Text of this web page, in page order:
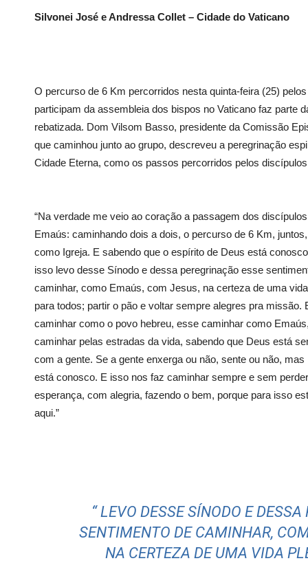
Silvonei José e Andressa Collet – Cidade do Vaticano
O percurso de 6 Km percorridos nesta quinta-feira (25)
participam da assembleia dos bispos no Vaticano faz parte
rebatizada. Dom Vilsom Basso, presidente da Comissão
que caminhou junto ao grupo, descreveu a peregrinação
Cidade Eterna, como os passos percorridos pelos
“Na verdade me veio ao coração a passagem dos
Emaús: caminhando dois a dois, o percurso de 6 Km,
como Igreja. E sabendo que o espírito de Deus está
isso levo desse Sínodo e dessa peregrinação esse
caminhar, como Emaús, com Jesus, na certeza de uma
para todos; partir o pão e voltar sempre alegres pra missão.
caminhar como o povo hebreu, esse caminhar como
caminhar pelas estradas da vida, sabendo que Deus está
com a gente. Se a gente enxerga ou não, sente ou não, mas
está conosco. E isso nos faz caminhar sempre e sem
esperança, com alegria, fazendo o bem, porque para isso
aqui.”
“ LEVO DESSE SÍNODO E
SENTIMENTO DE CAMINHAR,
NA CERTEZA DE UMA VIDA